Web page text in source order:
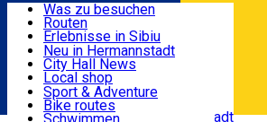
Nützliche informationen
Aktivitäten & Abenteuer
Unterkunft
Was zu besuchen
Routen
Erlebnisse in Sibiu
Podcast
Kultur
Museen
Kirchen
Parks, Zoo
Im Umkreis von Hermannstadt
Neu in Hermannstadt
City Hall News
Local shop
Sibiu Handwerker
Sibiul Verde
Public services
Sport & Adventure
Bike routes